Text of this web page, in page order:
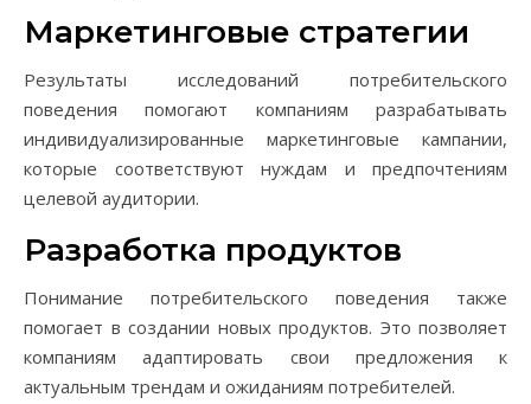
Маркетинговые стратегии
Результаты исследований потребительского
поведения помогают компаниям разрабатывать
индивидуализированные маркетинговые кампании,
которые соответствуют нуждам и предпочтениям
целевой аудитории.
Разработка продуктов
Понимание потребительского поведения также
помогает в создании новых продуктов. Это позволяет
компаниям адаптировать свои предложения к
актуальным трендам и ожиданиям потребителей.